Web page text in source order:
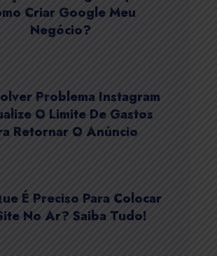
Criar Google Meu
Negócio?
Problema Instagram
O Limite De Gastos
Retornar O Anúncio
É Preciso Para Colocar
No Ar? Saiba Tudo!